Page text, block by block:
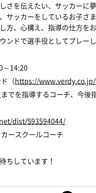
さを伝えたい、サッカー
サッカーをしているお子さ
方、心構え、指導の仕方をお
ドで選手役としてプレーし
～14:20
（https://
までを指導するコーチ、今
dist/S93594044/
ースクールコーチ
ちしています！